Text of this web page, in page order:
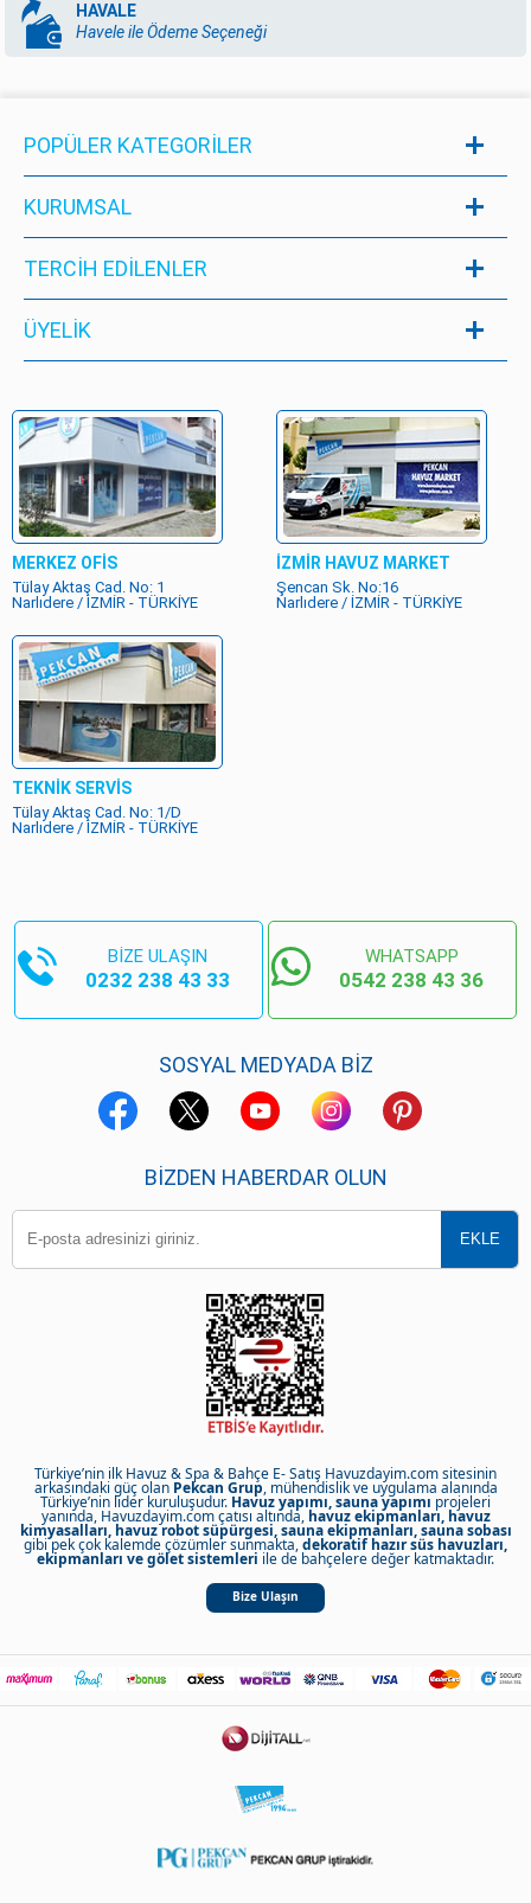
HAVALE
Havele ile Ödeme Seçeneği
POPÜLER KATEGORILER
KURUMSAL
TERCİH EDİLENLER
ÜYELIK
MERKEZ OFİS
Tülay Aktaş Cad. No: 1
Narlıdere / İZMİR - TÜRKİYE
İZMİR HAVUZ MARKET
Şencan Sk. No:16
Narlıdere / İZMİR - TÜRKİYE
TEKNİK SERVİS
Tülay Aktaş Cad. No: 1/D
Narlıdere / İZMİR - TÜRKİYE
BİZE ULAŞIN
0232 238 43 33
WHATSAPP
0542 238 43 36
SOSYAL MEDYADA BİZ
BIZDEN HABERDAR OLUN
Türkiye’nin ilk Havuz & Spa & Bahçe E- Satış Havuzdayim.com sitesinin
arkasındaki güç olan Pekcan Grup, mühendislik ve uygulama alanında
Türkiye’nin lider kuruluşudur. Havuz yapımı, sauna yapımı projeleri
yanında, Havuzdayim.com çatısı altında, havuz ekipmanları, havuz
kimyasalları, havuz robot süpürgesi, sauna ekipmanları, sauna sobası
gibi pek çok kalemde çözümler sunmakta,dekoratif hazır süs havuzları,
ekipmanları ve gölet sistemleri ile de bahçelere değer katmaktadır.
Bize Ulaşın